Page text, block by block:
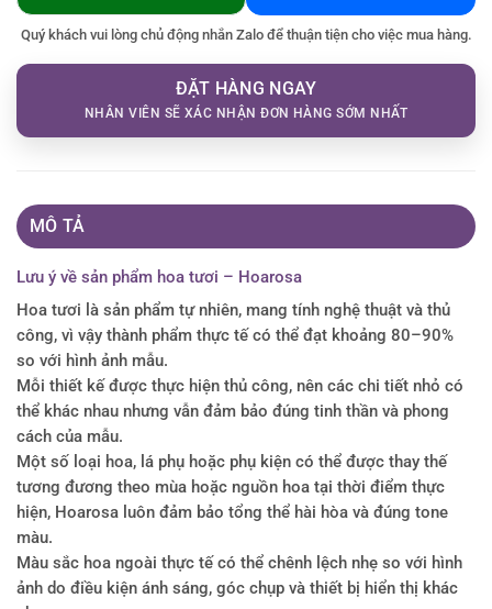
Quý khách vui lòng chủ động nhắn Zalo để thuận tiện cho việc mua hàng.
ĐẶT HÀNG NGAY
NHÂN VIÊN SẼ XÁC NHẬN ĐƠN HÀNG SỚM NHẤT
MÔ TẢ
Lưu ý về sản phẩm hoa tươi – Hoarosa
Hoa tươi là sản phẩm tự nhiên, mang tính nghệ thuật và thủ
công, vì vậy thành phẩm thực tế có thể đạt khoảng 80–90%
so với hình ảnh mẫu.
Mỗi thiết kế được thực hiện thủ công, nên các chi tiết nhỏ có
thể khác nhau nhưng vẫn đảm bảo đúng tinh thần và phong
cách của mẫu.
Một số loại hoa, lá phụ hoặc phụ kiện có thể được thay thế
tương đương theo mùa hoặc nguồn hoa tại thời điểm thực
hiện, Hoarosa luôn đảm bảo tổng thể hài hòa và đúng tone
màu.
Màu sắc hoa ngoài thực tế có thể chênh lệch nhẹ so với hình
ảnh do điều kiện ánh sáng, góc chụp và thiết bị hiển thị khác